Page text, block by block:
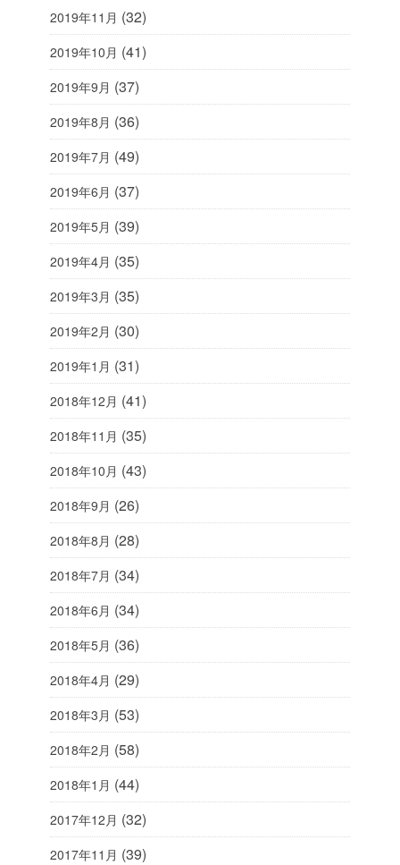
2019年11月 (32)
2019年10月 (41)
2019年9月 (37)
2019年8月 (36)
2019年7月 (49)
2019年6月 (37)
2019年5月 (39)
2019年4月 (35)
2019年3月 (35)
2019年2月 (30)
2019年1月 (31)
2018年12月 (41)
2018年11月 (35)
2018年10月 (43)
2018年9月 (26)
2018年8月 (28)
2018年7月 (34)
2018年6月 (34)
2018年5月 (36)
2018年4月 (29)
2018年3月 (53)
2018年2月 (58)
2018年1月 (44)
2017年12月 (32)
2017年11月 (39)